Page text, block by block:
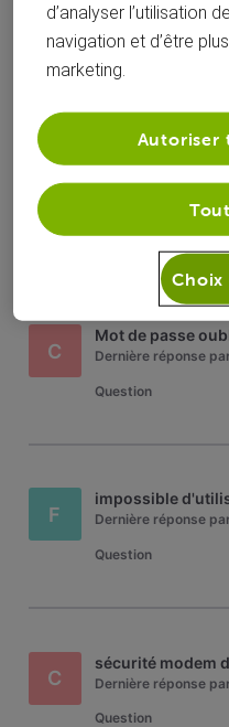
Dernière réponse par
Question
M Mot de passe
C
Mot de passe
Dernière réponse
Question
F
impossible
Dernière réponse
Question
C
sécurité modem
Dernière réponse
Question
d’analyser l’utilisation
navigation et d’être
marketing.
Autoriser
Choix